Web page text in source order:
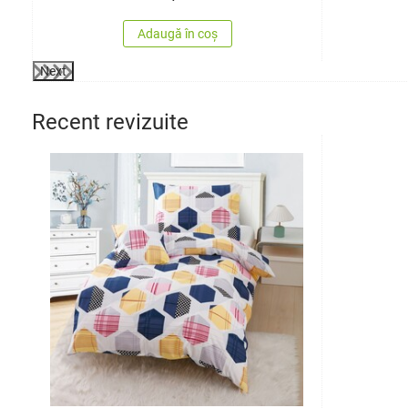
Adaugă în coș
Next
Recent revizuite